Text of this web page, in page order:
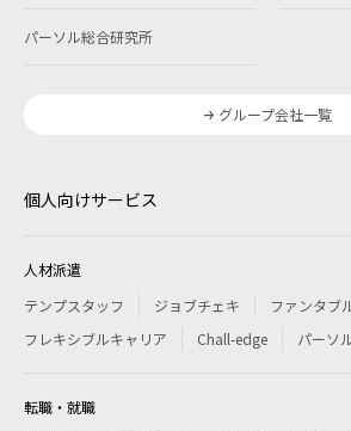
パーソル総合研究所
グループ会社一覧
個人向けサービス
人材派遣
テンプスタッフ
ジョブチェキ
ファンタブ
フレキシブルキャリア
Chall-edge パーソ
転職・就職